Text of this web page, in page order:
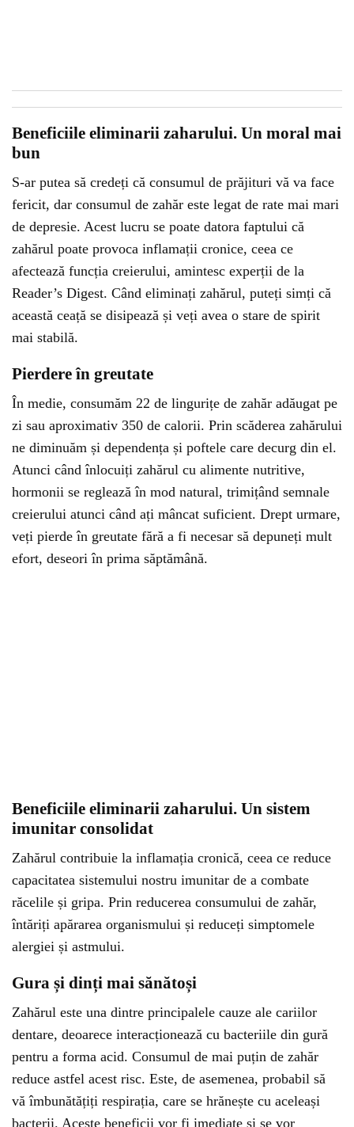
Beneficiile eliminarii zaharului. Un moral mai
bun
S-ar putea să credeți că consumul de prăjituri vă va face
fericit, dar consumul de zahăr este legat de rate mai mari
de depresie. Acest lucru se poate datora faptului că
zahărul poate provoca inflamații cronice, ceea ce
afectează funcția creierului, amintesc experții de la
Reader’s Digest. Când eliminați zahărul, puteți simți că
această ceață se disipează și veți avea o stare de spirit
mai stabilă.
Pierdere în greutate
În medie, consumăm 22 de lingurițe de zahăr adăugat pe
zi sau aproximativ 350 de calorii. Prin scăderea zahărului
ne diminuăm și dependența și poftele care decurg din el.
Atunci când înlocuiți zahărul cu alimente nutritive,
hormonii se reglează în mod natural, trimițând semnale
creierului atunci când ați mâncat suficient. Drept urmare,
veți pierde în greutate fără a fi necesar să depuneți mult
efort, deseori în prima săptămână.
Beneficiile eliminarii zaharului. Un sistem
imunitar consolidat
Zahărul contribuie la inflamația cronică, ceea ce reduce
capacitatea sistemului nostru imunitar de a combate
răcelile și gripa. Prin reducerea consumului de zahăr,
întăriți apărarea organismului și reduceți simptomele
alergiei și astmului.
Gura și dinți mai sănătoși
Zahărul este una dintre principalele cauze ale cariilor
dentare, deoarece interacționează cu bacteriile din gură
pentru a forma acid. Consumul de mai puțin de zahăr
reduce astfel acest risc. Este, de asemenea, probabil să
vă îmbunătățiți respirația, care se hrănește cu aceleași
bacterii. Aceste beneficii vor fi imediate și se vor